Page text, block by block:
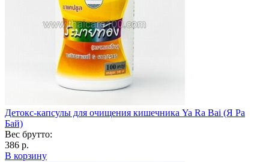
Детокс-капсулы для очищения кишечника Ya Ra Bai (Я Ра
Бай)
Вес брутто:
386 р.
В корзину